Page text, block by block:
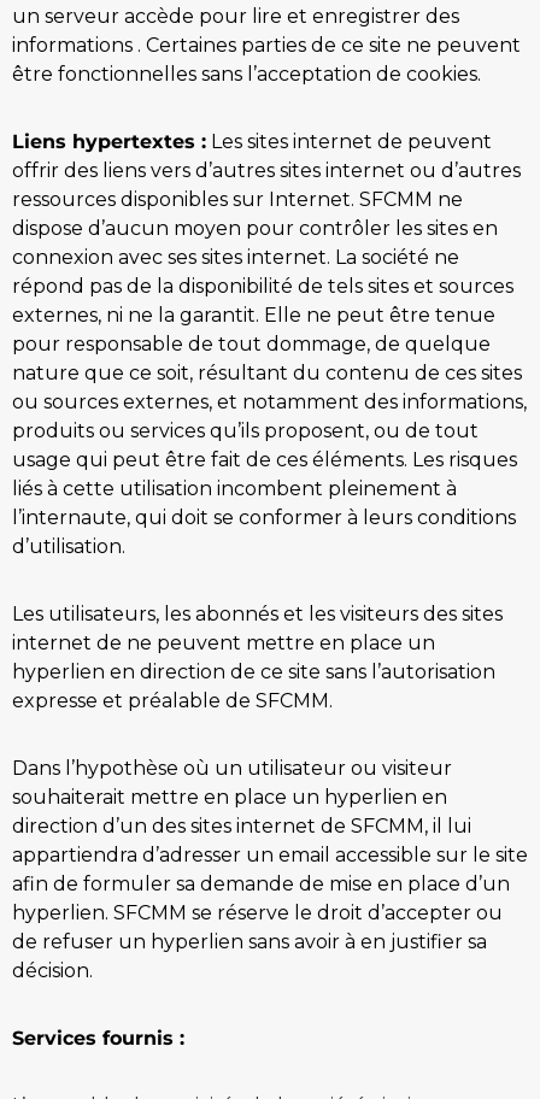
un serveur accède pour lire et enregistrer des
informations . Certaines parties de ce site ne peuvent
être fonctionnelles sans l’acceptation de cookies.
Liens hypertextes : Les sites internet de peuvent
offrir des liens vers d’autres sites internet ou d’autres
ressources disponibles sur Internet. SFCMM ne
dispose d’aucun moyen pour contrôler les sites en
connexion avec ses sites internet. La société ne
répond pas de la disponibilité de tels sites et sources
externes, ni ne la garantit. Elle ne peut être tenue
pour responsable de tout dommage, de quelque
nature que ce soit, résultant du contenu de ces sites
ou sources externes, et notamment des informations,
produits ou services qu’ils proposent, ou de tout
usage qui peut être fait de ces éléments. Les risques
liés à cette utilisation incombent pleinement à
l’internaute, qui doit se conformer à leurs conditions
d’utilisation.
Les utilisateurs, les abonnés et les visiteurs des sites
internet de ne peuvent mettre en place un
hyperlien en direction de ce site sans l’autorisation
expresse et préalable de SFCMM.
Dans l’hypothèse où un utilisateur ou visiteur
souhaiterait mettre en place un hyperlien en
direction d’un des sites internet de SFCMM, il lui
appartiendra d’adresser un email accessible sur le site
afin de formuler sa demande de mise en place d’un
hyperlien. SFCMM se réserve le droit d’accepter ou
de refuser un hyperlien sans avoir à en justifier sa
décision.
Services fournis :